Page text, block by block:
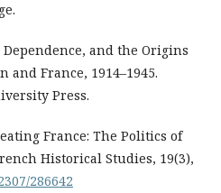
Dependence, and the Origins
and France, 1914–1945.
Press.
France: The Politics of
Historical Studies, 19(3),
286642